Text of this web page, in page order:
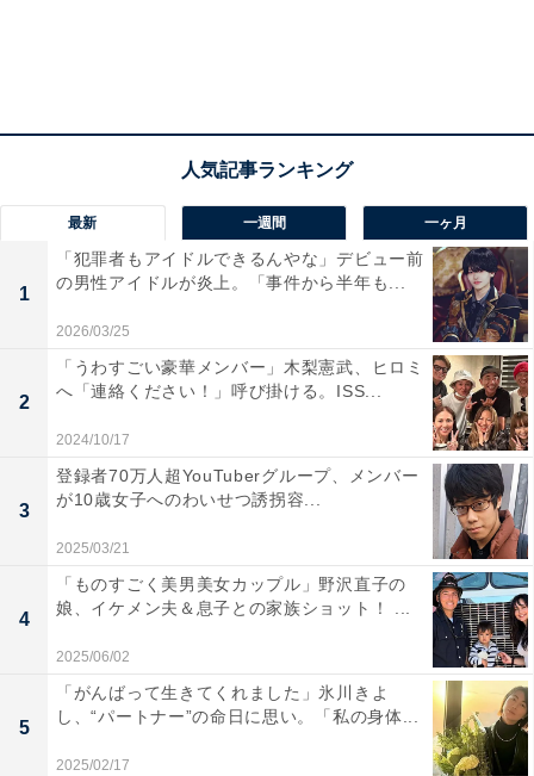
最新 一週間 一ヶ月
1
「犯罪者もアイドルできるんやな」デビュー前
の男性アイドルが炎上。「事件から半年も...
2026/03/25
2
「うわすごい豪華メンバー」木梨憲武、ヒロミ
へ「連絡ください！」呼び掛ける。ISS...
2024/10/17
3
登録者70万人超YouTuberグループ、メンバー
が10歳女子へのわいせつ誘拐容...
2025/03/21
4
「ものすごく美男美女カップル」野沢直子の
娘、イケメン夫＆息子との家族ショット！ ...
2025/06/02
5
「がんばって生きてくれました」氷川きよ
し、“パートナー”の命日に思い。「私の身体...
2025/02/17